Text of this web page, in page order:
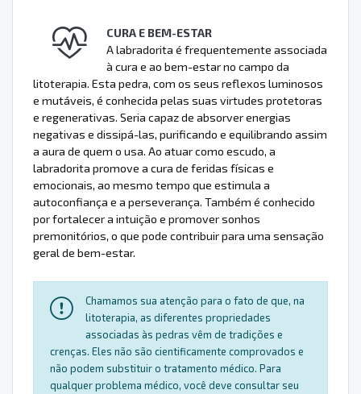
CURA E BEM-ESTAR
A labradorita é frequentemente associada
à cura e ao bem-estar no campo da
litoterapia. Esta pedra, com os seus reflexos luminosos
e mutáveis, é conhecida pelas suas virtudes protetoras
e regenerativas. Seria capaz de absorver energias
negativas e dissipá-las, purificando e equilibrando assim
a aura de quem o usa. Ao atuar como escudo, a
labradorita promove a cura de feridas físicas e
emocionais, ao mesmo tempo que estimula a
autoconfiança e a perseverança. Também é conhecido
por fortalecer a intuição e promover sonhos
premonitórios, o que pode contribuir para uma sensação
geral de bem-estar.
Chamamos sua atenção para o fato de que, na
litoterapia, as diferentes propriedades
associadas às pedras vêm de tradições e
crenças. Eles não são cientificamente comprovados e
não podem substituir o tratamento médico. Para
qualquer problema médico, você deve consultar seu